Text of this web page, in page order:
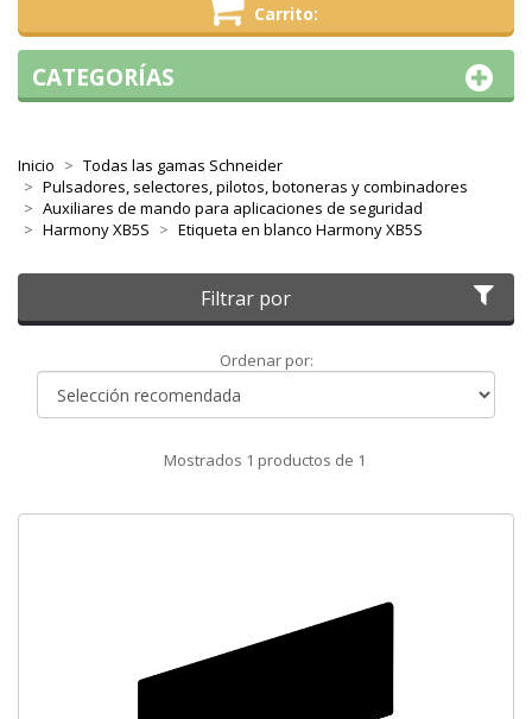
Carrito
Inicio
Todas las gamas Schneider
Pulsadores, selectores, pilotos, botoneras y combinadores
Auxiliares de mando para aplicaciones de seguridad
Harmony XB5S
Etiqueta en blanco Harmony XB5S
Filtrar por
Ordenar por:Ordenar
Mostrados 1 productos de 1
CATEGORÍAS